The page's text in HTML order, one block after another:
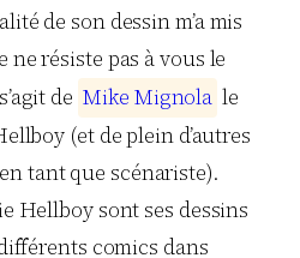
de son dessin m’a mis
ne résiste pas à vous le
de Mike Mignola le
(et de plein d’autres
tant que scénariste).
Hellboy sont ses dessins
comics dans